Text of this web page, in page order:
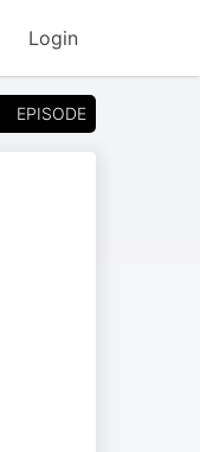
Login
EPISODE